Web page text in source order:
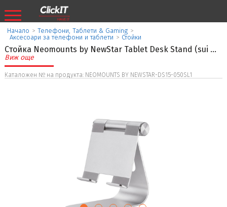
Начало > Телефони, Таблети & Gaming >
Аксесоари за телефони и таблети > Стойки
Стойка Neomounts by NewStar Tablet Desk Stand (sui ...
Виж още
Каталожен № на продукта: NEOMOUNTS BY NEWSTAR-DS15-050SL1